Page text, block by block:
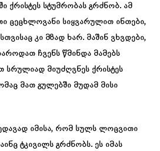
ქრისტეს სტუმრობას გრძნობ. ამ
ცეცხლოვანი სიყვარულით ინთები,
კი მზად ხარ. მაშინ ვხვდები,
ჩვენს წმინდა მამებს
სრულიად მიუძღვნეს ქრისტეს
მათ გულებში მუდამ მისი
იმისა, რომ სულს ლოცვითი
ტკივილს გრძნობს. ეს იმას